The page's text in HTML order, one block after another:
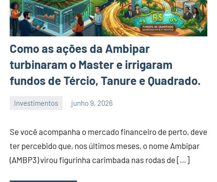
Como as ações da Ambipar
turbinaram o Master e irrigaram
fundos de Tércio, Tanure e Quadrado.
Investimentos junho 9, 2026
Se você acompanha o mercado financeiro de perto, deve
ter percebido que, nos últimos meses, o nome Ambipar
(AMBP3) virou figurinha carimbada nas rodas de […]